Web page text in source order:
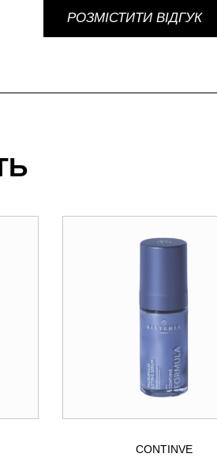
РОЗМІСТИТИ ВІДГУК
CONTINVE